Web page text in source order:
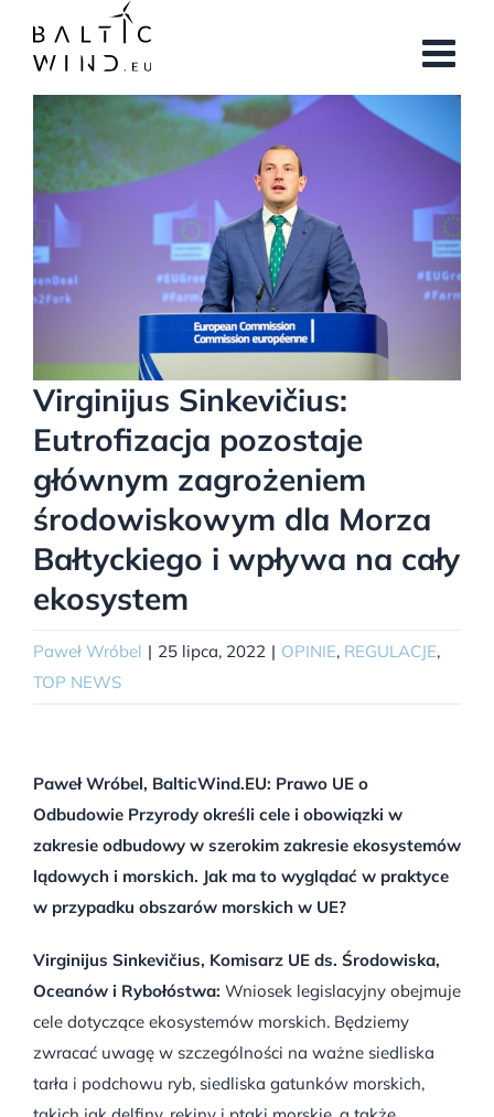
zawartości
Pokaż
większy
obrazek
Virginijus Sinkevičius:
Eutrofizacja pozostaje
głównym zagrożeniem
środowiskowym dla Morza
Bałtyckiego i wpływa na cały
ekosystem
Paweł Wróbel | 25 lipca, 2022 | OPINIE, REGULACJE,
TOP NEWS
Paweł Wróbel, BalticWind.EU: Prawo UE o
Odbudowie Przyrody określi cele i obowiązki w
zakresie odbudowy w szerokim zakresie ekosystemów
lądowych i morskich. Jak ma to wyglądać w praktyce
w przypadku obszarów morskich w UE?
Virginijus Sinkevičius, Komisarz UE ds. Środowiska,
Oceanów i Rybołóstwa: Wniosek legislacyjny obejmuje
cele dotyczące ekosystemów morskich. Będziemy
zwracać uwagę w szczególności na ważne siedliska
tarła i podchowu ryb, siedliska gatunków morskich,